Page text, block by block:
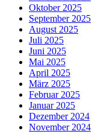
Oktober 2025
September 2025
August 2025
Juli 2025
Juni 2025
Mai 2025
April 2025
März 2025
Februar 2025
Januar 2025
Dezember 2024
November 2024